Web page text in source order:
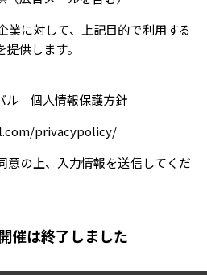
業に対して、上記目的で利用する
供します。
ル 個人情報保護方針
privacypolicy/
意の上、入力情報を送信してくだ
催は終了しました